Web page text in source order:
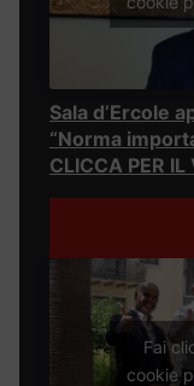
Sala d’Ercole
“Norma
CLICCA PER IL
Fai
cookie